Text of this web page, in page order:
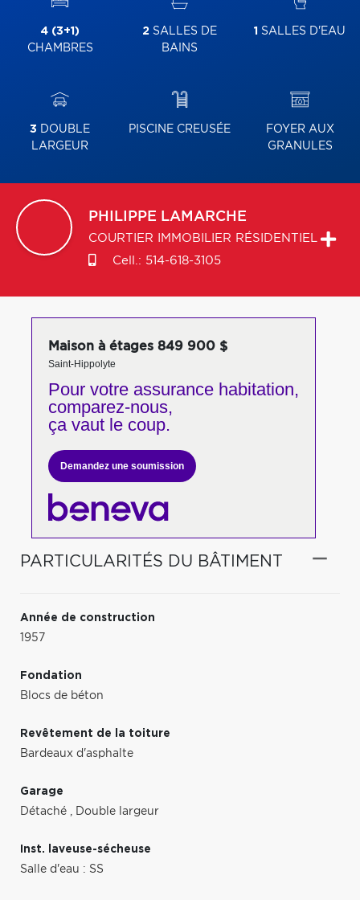
4 (3+1)
CHAMBRES
2 SALLES DE
BAINS
1 SALLES D'EAU
3 DOUBLE
LARGEUR
PISCINE CREUSÉE
FOYER AUX
GRANULES
PHILIPPE LAMARCHE
COURTIER IMMOBILIER RÉSIDENTIEL
Cell.: 514-618-3105
Maison à étages 849 900 $
Saint-Hippolyte
Pour votreassurance habitation,
comparez-nous,
ça vaut le coup.
Demandez une soumission
PARTICULARITÉS DU BÂTIMENT
Année de construction
1957
Fondation
Blocs de béton
Revêtement de la toiture
Bardeaux d'asphalte
Garage
Détaché , Double largeur
Inst. laveuse-sécheuse
Salle d'eau : SS